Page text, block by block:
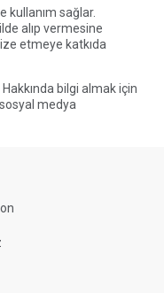
kullanım sağlar.
alıp vermesine
etmeye katkıda
bilgi almak için
sosyal medya